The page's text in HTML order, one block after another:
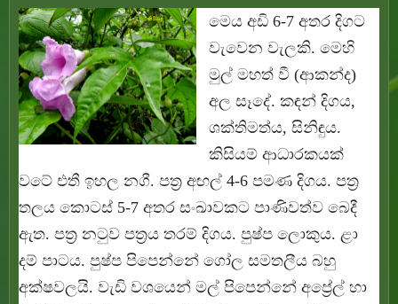
මෙය අඩි 6-7 අතර දිගට
වැවෙන වැලකි. මෙහි
මුල් මහත් වී (ආකන්ද)
අල සෑදේ. කඳන් දිගය,
ශක්තිමත්ය, සිනිඳුය.
කිසියම් ආධාරකයක්
වටේ එතී ඉහල නගී. පත්‍ර අඟල් 4-6 පමණ දිගය. පත්‍ර
තලය කොටස් 5-7 අතර සංඛාවකට පාණිවත්ව බෙදී
ඇත. පත්‍ර නටුව පත්‍රය තරම් දිගය. පුෂ්ප ලොකුය. ළා
දම් පාටය. පුෂ්ප පිපෙන්නේ ගෝල සමතලීය බහු
අක්ෂවලයි. වැඩි වශයෙන් මල් පිපෙන්නේ අප්‍රේල් හා